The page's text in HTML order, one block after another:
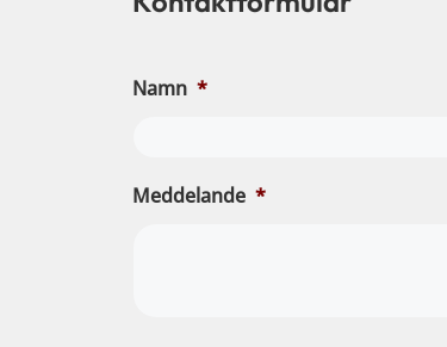
Namn *
Meddelande *